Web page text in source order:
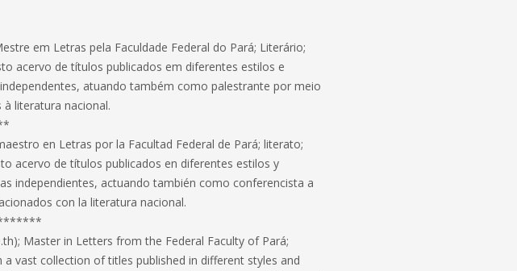
em Letras pela Faculdade Federal do Pará; Literário;
acervo de títulos publicados em diferentes estilos e
atuando também como palestrante por meio
literatura nacional.
en Letras por la Facultad Federal de Pará; literato;
acervo de títulos publicados en diferentes estilos y
independientes, actuando también como conferencista a
con la literatura nacional.
Master in Letters from the Federal Faculty of Pará;
vast collection of titles published in different styles and